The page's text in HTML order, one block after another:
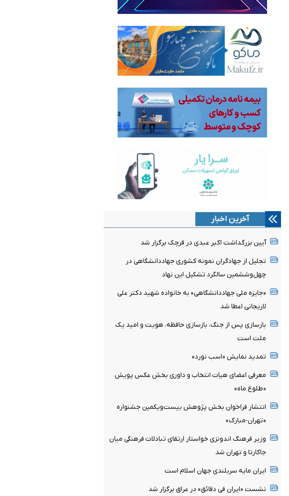
آخرین اخبار
آیین بزرگداشت اکبر عبدی در قرچک برگزار شد
تجلیل از جهادگران نمونه کشوری جهاددانشگاهی در
چهل‌وششمین سالگرد تشکیل این نهاد
«جایزه ملی جهاددانشگاهی» به خانواده شهید دکتر علی
لاریجانی اعطا شد
بازسازی پس از جنگ، بازسازی حافظه، هویت و امید یک
ملت است
تمدید نمایش «اسب نورد»
معرفی اعضای هیات انتخاب و داوری بخش عکس پویش
«طلوع ماه»
انتشار فراخوان بخش پژوهش بیست‌ویکمین جشنواره
«تهران-مبارک»
وزیر فرهنگ اندونزی خواستار ارتقای تبادلات فرهنگی میان
جاکارتا و تهران شد
ایران مایه سربلندی جهان اسلام است
نشست «ایران فی دقائق» در عراق برگزار شد